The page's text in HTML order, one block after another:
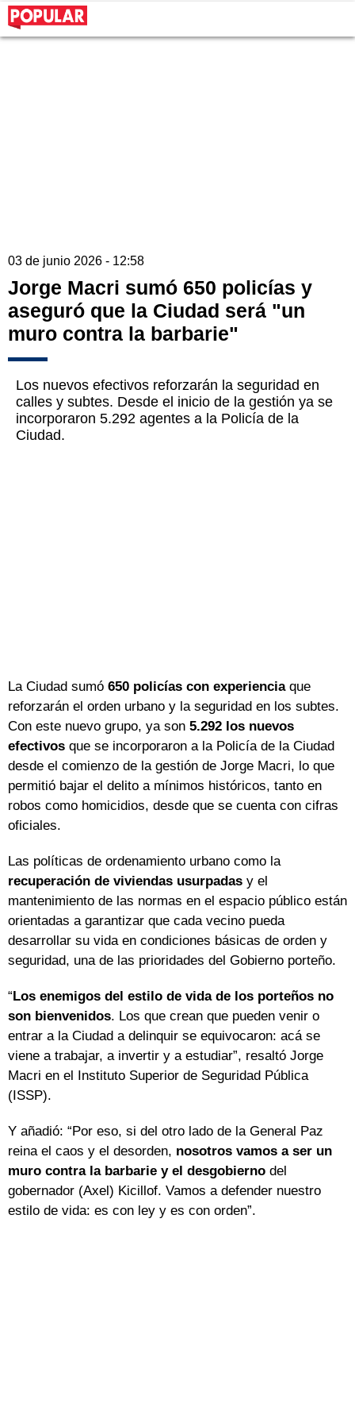
03 de junio 2026 - 12:58
Jorge Macri sumó 650 policías y
aseguró que la Ciudad será "un
muro contra la barbarie"
Los nuevos efectivos reforzarán la seguridad en
calles y subtes. Desde el inicio de la gestión ya se
incorporaron 5.292 agentes a la Policía de la
Ciudad.
La Ciudad sumó 650 policías con experienciaque
reforzarán el orden urbano y la seguridad en los subtes.
Con este nuevo grupo, ya son 5.292 los nuevos
efectivos que se incorporaron a la Policía de la Ciudad
desde el comienzo de la gestión de Jorge Macri, lo que
permitió bajar el delito a mínimos históricos, tanto en
robos como homicidios, desde que se cuenta con cifras
oficiales.
Las políticas de ordenamiento urbano como la
recuperación de viviendas usurpadas y el
mantenimiento de las normas en el espacio público están
orientadas a garantizar que cada vecino pueda
desarrollar su vida en condiciones básicas de orden y
seguridad, una de las prioridades del Gobierno porteño.
“Los enemigos del estilo de vida de los porteños no
son bienvenidos. Los que crean que pueden venir o
entrar a la Ciudad a delinquir se equivocaron: acá se
viene a trabajar, a invertir y a estudiar”, resaltó Jorge
Macri en el Instituto Superior de Seguridad Pública
(ISSP).
Y añadió: “Por eso, si del otro lado de la General Paz
reina el caos y el desorden, nosotros vamos a ser un
muro contra la barbarie y el desgobierno del
gobernador (Axel) Kicillof. Vamos a defender nuestro
estilo de vida: es con ley y es con orden”.